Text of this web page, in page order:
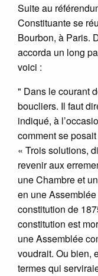
Suite au
Constituante se
Bourbon, à Paris.
accorda un long
voici :
" Dans le courant
boucliers. Il faut
indiqué, à
comment se
« Trois solutions,
revenir aux
une Chambre et
en une
constitution de
constitution est
une Assemblée
voudrait. Ou bien,
termes qui